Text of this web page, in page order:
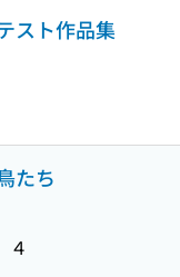
スト作品集
たち
４